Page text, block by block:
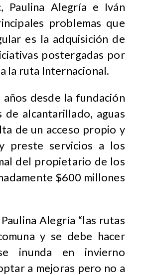
Paulina Alegría e Iván
problemas que
es la adquisición de
postergadas por
la ruta Internacional.
años desde la fundación
de alcantarillado, aguas
de un acceso propio y
preste servicios a los
del propietario de los
$600 millones
Alegría “las rutas
y se debe hacer
inunda en invierno
a mejoras pero no a